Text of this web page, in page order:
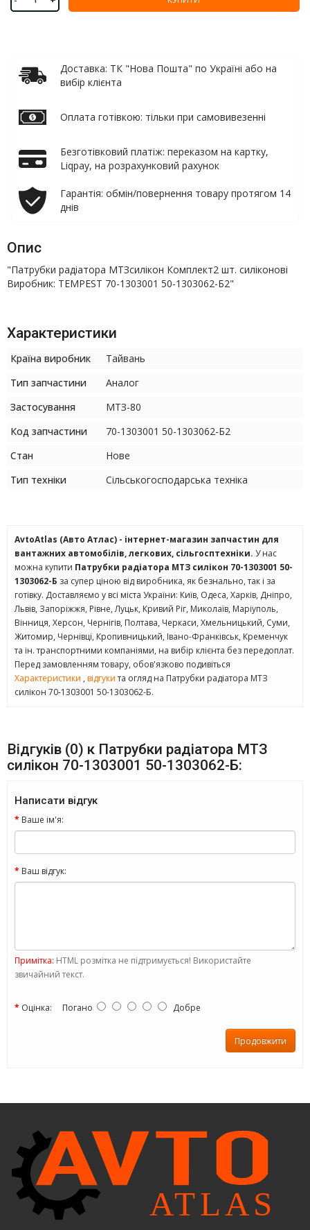
Доставка: ТК "Нова Пошта" по Україні або на
вибір клієнта
Оплата готівкою: тільки при самовивезенні
Безготівковий платіж: переказом на картку,
Liqpay, на розрахунковий рахунок
Гарантія: обмін/повернення товару протягом 14
днів
Опис
"Патрубки радіатора МТЗсилікон Комплект2 шт. силіконові
Виробник: TEMPEST 70-1303001 50-1303062-Б2"
Характеристики
Країна виробник
Тайвань
Тип запчастини
Аналог
Застосування
МТЗ-80
Код запчастини
70-1303001 50-1303062-Б2
Стан
Нове
Тип техніки
Сільськогосподарська техніка
AvtoAtlas (Авто Атлас) - інтернет-магазин запчастин для
вантажних автомобілів, легкових, сільгосптехніки. У нас
можна купити Патрубки радіатора МТЗ силікон 70-1303001 50-
1303062-Б за супер ціною від виробника, як безнально, так і за
готівку. Доставляємо у всі міста України: Київ, Одеса, Харків, Дніпро,
Львів, Запоріжжя, Рівне, Луцьк, Кривий Ріг, Миколаїв, Маріуполь,
Вінниця, Херсон, Чернігів, Полтава, Черкаси, Хмельницький, Суми,
Житомир, Чернівці, Кропивницький, Івано-Франківськ, Кременчук
та ін. транспортними компаніями, на вибір клієнта без передоплат.
Перед замовленням товару, обов'язково подивіться
Характеристики , відгукита огляд на Патрубки радіатора МТЗ
силікон 70-1303001 50-1303062-Б.
Відгуків (0) к Патрубки радіатора МТЗ
силікон 70-1303001 50-1303062-Б:
Написати відгук
Ваше ім'я:
Ваш відгук:
Примітка: HTML розмітка не підтримується! Використайте
звичайний текст.
Оцінка: Погано Добре
Продовжити